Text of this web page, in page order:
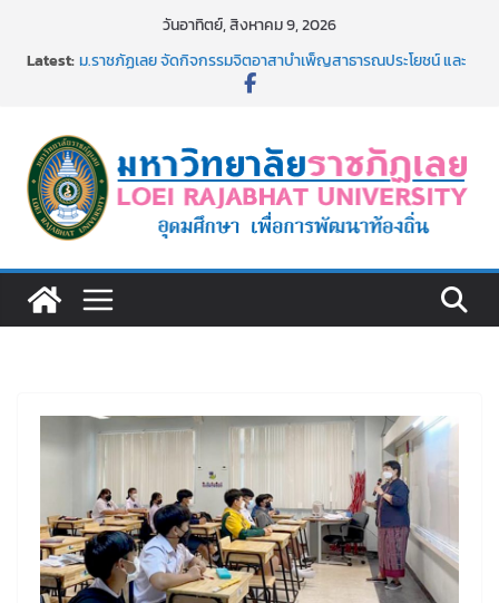
วันอาทิตย์, สิงหาคม 9, 2026
Latest:ม.ราชภัฏเลย จัดกิจกรรมจิตอาสาบำเพ็ญสาธารณประโยชน์ และ
เงินรายได้
ม.ราชภัฏเลย จัดมหกรรมวิชาการ เปิดบ้าน LRU ครั้งที่ 4 เปิดให้
นักเรียนมัธยมปลายค้นหาสาขาวิชาในฝัน สู่อนาคตที่ใช่
อธิการบดี มรภ.เลย ร่วมประชุมชี้แจงกับคณะอนุกรรมาธิการ
ประจำปีงบประมาณ พ.ศ. 2570
๑,๙๗๒ ชุด โดยวิธีเฉพาะเจาะจง